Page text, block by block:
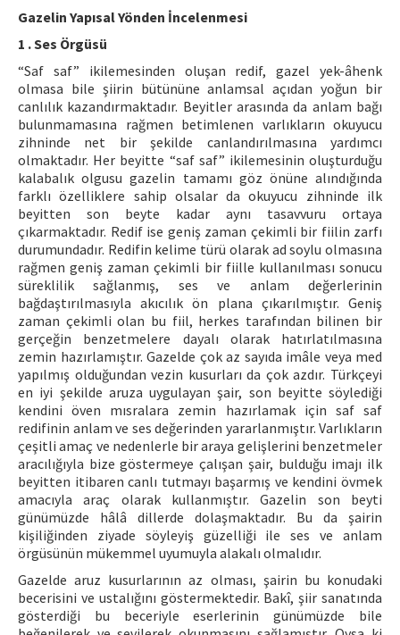
Gazelin Yapısal Yönden İncelenmesi
1 . Ses Örgüsü
“Saf saf” ikilemesinden oluşan redif, gazel yek-âhenk
olmasa bile şiirin bütününe anlamsal açıdan yoğun bir
canlılık kazandırmaktadır. Beyitler arasında da anlam bağı
bulunmamasına rağmen betimlenen varlıkların okuyucu
zihninde net bir şekilde canlandırılmasına yardımcı
olmaktadır. Her beyitte “saf saf” ikilemesinin oluşturduğu
kalabalık olgusu gazelin tamamı göz önüne alındığında
farklı özelliklere sahip olsalar da okuyucu zihninde ilk
beyitten son beyte kadar aynı tasavvuru ortaya
çıkarmaktadır. Redif ise geniş zaman çekimli bir fiilin zarfı
durumundadır. Redifin kelime türü olarak ad soylu olmasına
rağmen geniş zaman çekimli bir fiille kullanılması sonucu
süreklilik sağlanmış, ses ve anlam değerlerinin
bağdaştırılmasıyla akıcılık ön plana çıkarılmıştır. Geniş
zaman çekimli olan bu fiil, herkes tarafından bilinen bir
gerçeğin benzetmelere dayalı olarak hatırlatılmasına
zemin hazırlamıştır. Gazelde çok az sayıda imâle veya med
yapılmış olduğundan vezin kusurları da çok azdır. Türkçeyi
en iyi şekilde aruza uygulayan şair, son beyitte söylediği
kendini öven mısralara zemin hazırlamak için saf saf
redifinin anlam ve ses değerinden yararlanmıştır. Varlıkların
çeşitli amaç ve nedenlerle bir araya gelişlerini benzetmeler
aracılığıyla bize göstermeye çalışan şair, bulduğu imajı ilk
beyitten itibaren canlı tutmayı başarmış ve kendini övmek
amacıyla araç olarak kullanmıştır. Gazelin son beyti
günümüzde hâlâ dillerde dolaşmaktadır. Bu da şairin
kişiliğinden ziyade söyleyiş güzelliği ile ses ve anlam
örgüsünün mükemmel uyumuyla alakalı olmalıdır.
Gazelde aruz kusurlarının az olması, şairin bu konudaki
becerisini ve ustalığını göstermektedir. Bakî, şiir sanatında
gösterdiği bu beceriyle eserlerinin günümüzde bile